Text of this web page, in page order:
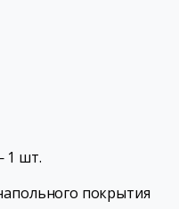
1 шт.
покрытия